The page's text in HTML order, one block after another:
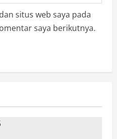
situs web saya pada
saya berikutnya.